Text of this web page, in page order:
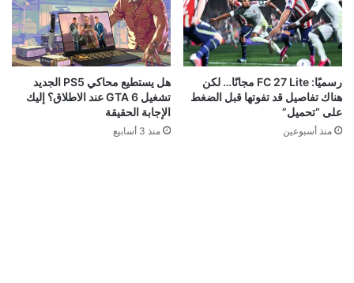
رسميًا: FC 27 Lite مجانًا… لكن
هناك تفاصيل قد تفوتها قبل الضغط
على “تحميل”
منذ أسبوعين
هل يستطيع محاكي PS5 الجديد
تشغيل GTA 6 عند الاطلاق؟ إليك
الإجابة الحقيقة
منذ 3 أسابيع